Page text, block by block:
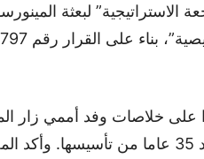
لبعثة
خلاصات وفد أممي زار
ومخيمات تندوف مؤخرا لتقييم عمل البعثة بعد 35 عاما